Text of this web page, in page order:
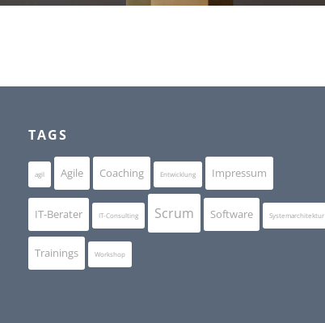
TAGS
agil Agile Coaching Entwicklung Impressum
IT-Berater IT-Consulting Scrum Software Systemarchitektur
Trainings Workshop